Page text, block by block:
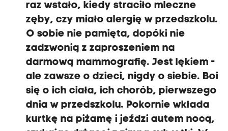
raz wstało, kiedy straciło mleczne
zęby, czy miało alergię w przedszkolu.
O sobie nie pamięta, dopóki nie
zadzwonią z zaproszeniem na
darmową mammografię. Jest lękiem -
ale zawsze o dzieci, nigdy o siebie. Boi
się o ich ciała, ich chorób, pierwszego
dnia w przedszkolu. Pokornie wkłada
kurtkę na piżamę i jeździ autem nocą,